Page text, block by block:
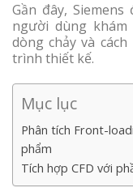
Gần đây,
người dùng
dòng chảy và
trình thiết kế.
Mục lục
Phân tích Front-
phẩm
Tích hợp CFD với